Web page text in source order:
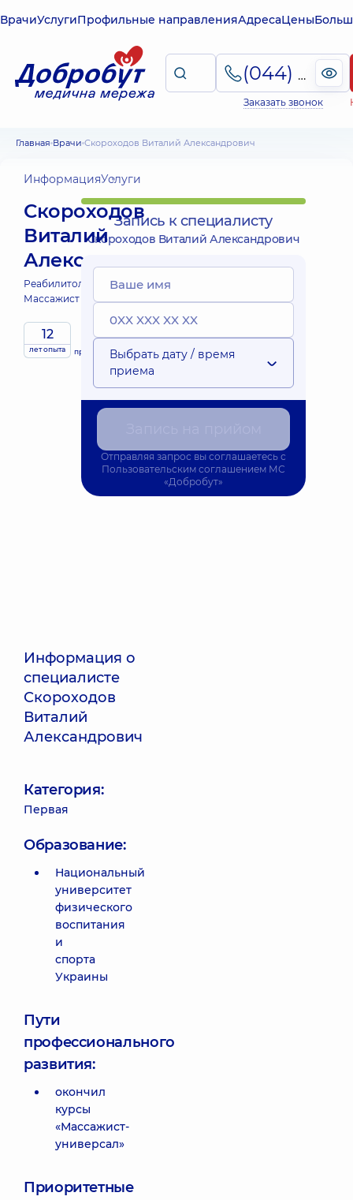
ВрачиУслугиПрофильные направленияАдресаЦены
(044) 495-2-888
Заказать звонок
Главная Врачи Скороходов Виталий Александрович
ИнформацияУслуги
Скороходов
Виталий
Александрович
Реабилитолог;
Массажист;
Массажист детский;
12
лет опыта
принимает
Информация о
специалисте
Скороходов
Виталий
Александрович
Категория:
Первая
Образование:
Национальный
университет
физического
воспитания
и
спорта
Украины
Пути
профессионального
развития:
окончил
курсы
«Массажист-
универсал»
Приоритетные
Запись к специалисту
Скороходов Виталий Александрович
Выбрать дату / время
приема
Отправляя запрос вы соглашаетесь с
Пользовательским соглашением МС
«Добробут»